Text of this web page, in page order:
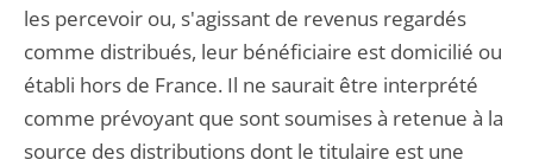
les percevoir ou, s'agissant de revenus regardés
comme distribués, leur bénéficiaire est domicilié ou
établi hors de France. Il ne saurait être interprété
comme prévoyant que sont soumises à retenue à la
source des distributions dont le titulaire est une